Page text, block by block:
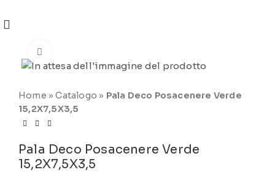
Home »Catalogo » Pala Deco Posacenere Verde
15,2X7,5X3,5
Pala Deco Posacenere Verde
15,2X7,5X3,5